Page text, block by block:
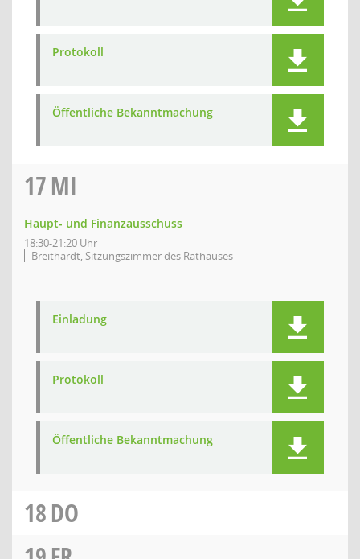
Protokoll
Öffentliche Bekanntmachung
17MI
Haupt- und Finanzausschuss
18:30-21:20 Uhr
Breithardt, Sitzungszimmer des Rathauses
Einladung
Protokoll
Öffentliche Bekanntmachung
18DO